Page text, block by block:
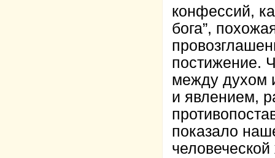
конфессий,
бога”,
постижение.
между духом
и явлением,
показало